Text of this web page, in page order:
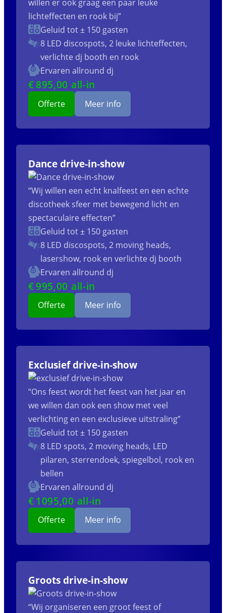
willen er ook graag een paar leuke
lichteffecten en rook bij”
Geluid tot ± 150 gasten
8 LED discospots, 2 leuke lichteffecten,
verlichte dj booth en rook
Ervaren allround dj
€895,00 all-in
Offerte Meer info
Dance drive-in-show
“Wij willen een echt knalfeest en een echte
discotheek sfeer met bewegend licht en
spectaculaire effecten”
Geluid tot ± 150 gasten
8 LED discospots, 2 moving heads,
lasershow, rook en verlichte dj booth
Ervaren allround dj
€995,00 all-in
Offerte Meer info
Exclusief drive-in-show
“Ons feest wordt het feest van het jaar en
we willen dan ook een show met veel
verlichting en een exclusieve uitstraling”
Geluid tot ± 150 gasten
8 LED spots, 2 moving heads, LED
pilaren, sterrendoek, spiegelbol, rook en
bellen
Ervaren allround dj
€ 1095,00 all-in
Offerte Meer info
Groots drive-in-show
“Wij organiseren een groot feest of